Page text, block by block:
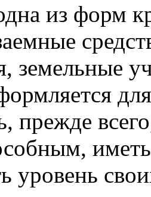
из форм
земельные
прежде
уровень